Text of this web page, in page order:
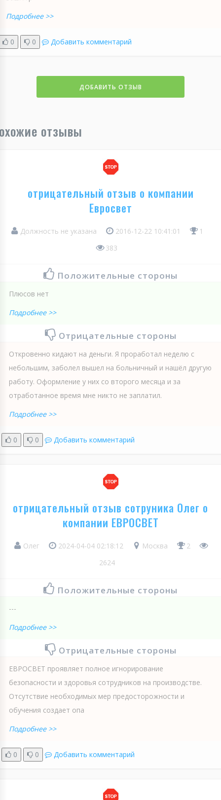
Подробнее >>
0 0 Добавить комментарий
ДОБАВИТЬ ОТЗЫВ
отзывы
отрицательный отзыв о компании
Евросвет
Должность не указана 2016-12-22 10:41:01
1
383
Положительные стороны
Плюсов нет
Подробнее >>
Отрицательные стороны
Откровенно кидают на деньги. Я проработал неделю с
небольшим, заболел вышел на больничный и нашёл другую
работу. Оформление у них со второго месяца и за
отработанное время мне никто не заплатил.
Подробнее >>
0 0 Добавить комментарий
отрицательный отзыв сотруника Олег о
компании ЕВРОСВЕТ
Олег 2024-04-04 02:18:12 Москва
2
2624
Положительные стороны
---
Подробнее >>
Отрицательные стороны
ЕВРОСВЕТ проявляет полное игнорирование
безопасности и здоровья сотрудников на производстве.
Отсутствие необходимых мер предосторожности и
обучения создает опа
Подробнее >>
0 0 Добавить комментарий